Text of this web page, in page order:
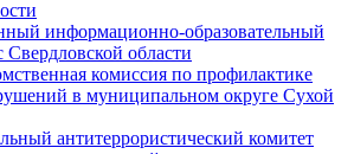
информационно-образовательный
Cвердловской области
комиссия по профилактике
в муниципальном округе Сухой
антитеррористический комитет